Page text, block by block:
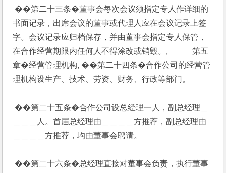
��第二十三条�董事会每次会议须指定专人作详细的
书面记录，出席会议的董事或代理人应在会议记录上签
字。会议记录应归档保存，并由董事会指定专人保管，
在合作经营期限内任何人不得涂改或销毁。,            第五
章�经营管理机构, ��第二十四条�合作公司的经营管
理机构设生产、技术、劳资、财务、行政等部门。
��第二十五条�合作公司设总经理一人，副总经理＿
＿＿＿人。首届总经理由＿＿＿＿方推荐，副总经理由
＿＿＿＿方推荐，均由董事会聘请。
��第二十六条�总经理直接对董事会负责，执行董事